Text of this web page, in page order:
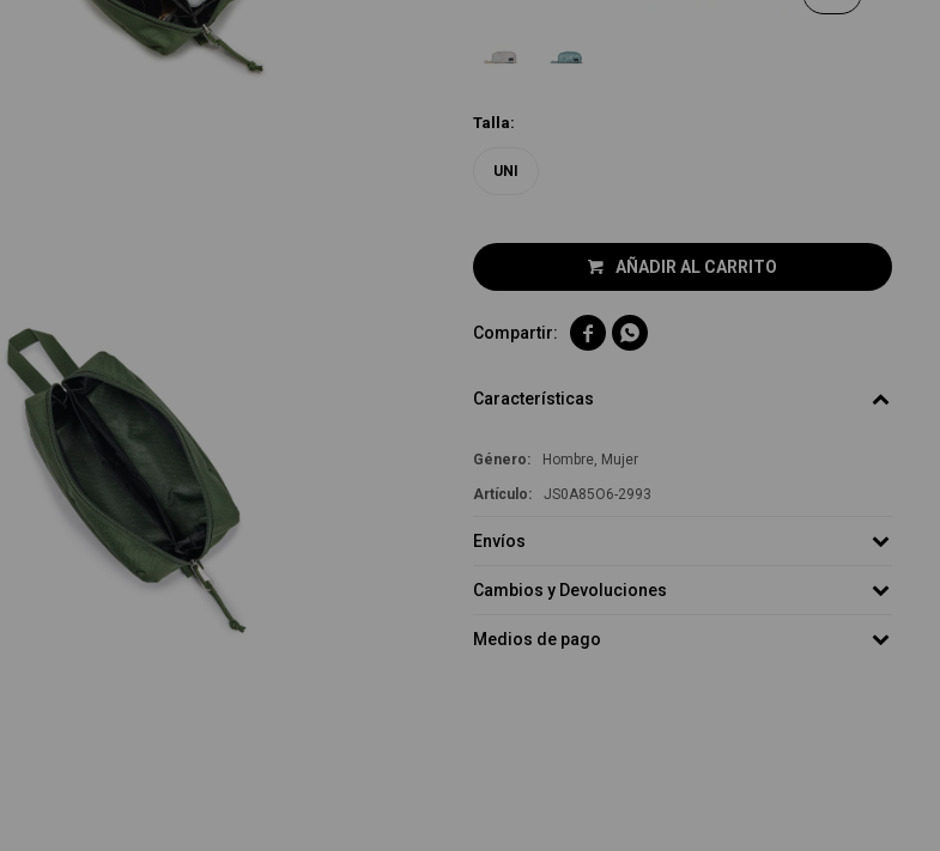
Talla:
UNI
AÑADIR AL CARRITO
 
Características
Género Hombre, Mujer
JS0A85O6-2993
Envíos
Cambios y Devoluciones
Medios de pago